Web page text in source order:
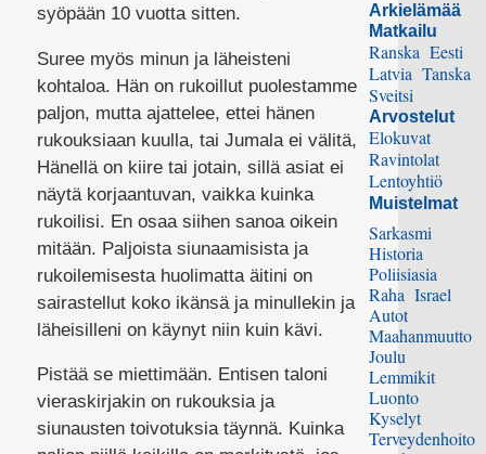
syöpään 10 vuotta sitten.
Suree myös minun ja läheisteni
kohtaloa. Hän on rukoillut puolestamme
paljon, mutta ajattelee, ettei hänen
rukouksiaan kuulla, tai Jumala ei välitä,
Hänellä on kiire tai jotain, sillä asiat ei
näytä korjaantuvan, vaikka kuinka
rukoilisi. En osaa siihen sanoa oikein
mitään. Paljoista siunaamisista ja
rukoilemisesta huolimatta äitini on
sairastellut koko ikänsä ja minullekin ja
läheisilleni on käynyt niin kuin kävi.
Pistää se miettimään. Entisen taloni
vieraskirjakin on rukouksia ja
siunausten toivotuksia täynnä. Kuinka
Arkielämää
Matkailu
Ranska Eesti
Latvia Tanska
Sveitsi
Arvostelut
Elokuvat
Ravintolat
Lentoyhtiö
Muistelmat
Sarkasmi
Historia
Poliisiasia
Raha Israel
Autot
Maahanmuutto
Joulu
Lemmikit
Luonto
Kyselyt
Terveydenhoito